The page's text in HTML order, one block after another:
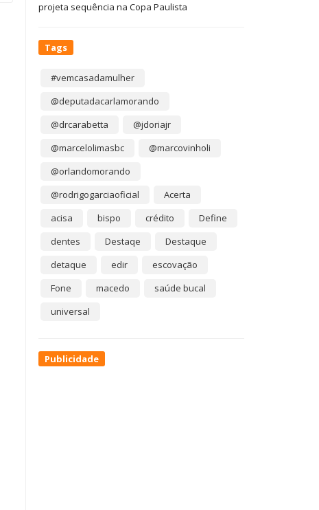
projeta sequência na Copa Paulista
Tags
#vemcasadamulher
@deputadacarlamorando
@drcarabetta
@jdoriajr
@marcelolimasbc
@marcovinholi
@orlandomorando
@rodrigogarciaoficial
Acerta
acisa
bispo crédito
Define
dentes
Destaqe
Destaque
detaque
edir
escovação
Fone
macedo
saúde bucal
universal
Publicidade